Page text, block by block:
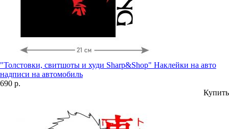
"Толстовки, свитшоты и худи Sharp&Shop" Наклейки на авто
надписи на автомобиль
690 р.
Купить